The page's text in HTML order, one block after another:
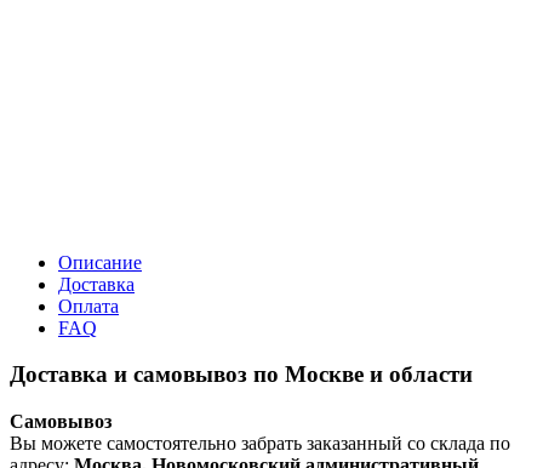
Описание
Доставка
Оплата
FAQ
Доставка и самовывоз по Москве и области
Самовывоз
Вы можете самостоятельно забрать заказанный со склада по